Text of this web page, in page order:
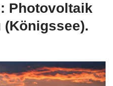
Photovoltaik
(Königssee).